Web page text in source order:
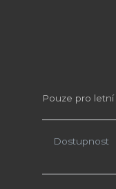
Pouze pro
Dostupnost